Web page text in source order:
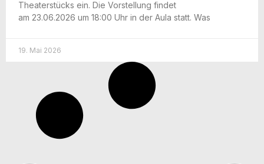
Thea­ter­stücks ein. Die Vor­stel­lung fin­det
am 23.06.2026 um 18:00 Uhr in der Aula statt. Was
19. Mai 2026